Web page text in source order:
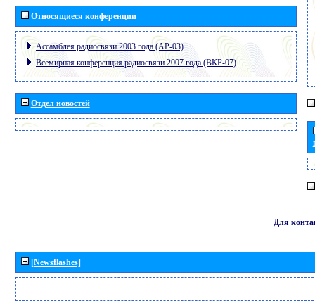
Относящиеся конференции
Ассамблея радиосвязи 2003 года (АР-03)
Всемирная конференция радиосвязи 2007 года (ВКР-07)
Отдел новостей
Для
[Newsflashes]